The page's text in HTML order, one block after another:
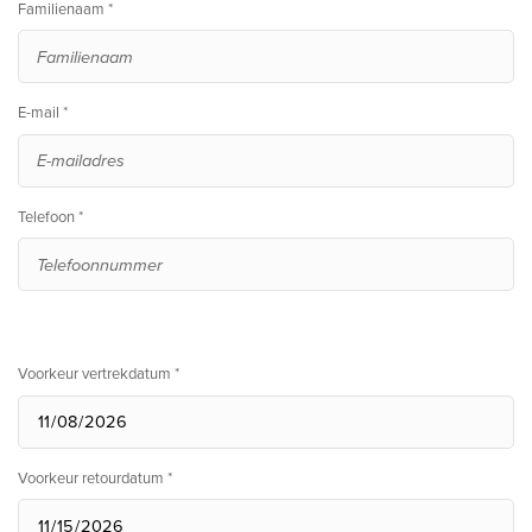
Familienaam *
E-mail *
Telefoon *
Voorkeur vertrekdatum *
Voorkeur retourdatum *